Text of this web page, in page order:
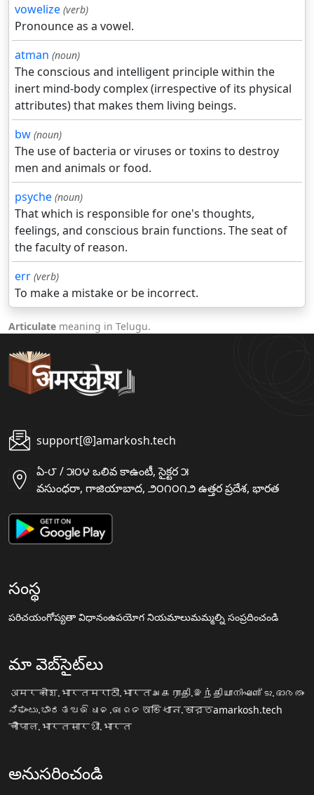
vowelize (verb)
Pronounce as a vowel.
atman (noun)
The conscious and intelligent principle within the
inert mind-body complex (irrespective of its physical
attributes) that makes them living beings.
bw (noun)
The use of bacteria or viruses or toxins to destroy
men and animals or food.
psyche (noun)
That which is responsible for one's thoughts,
feelings, and conscious brain functions. The seat of
the faculty of reason.
err (verb)
To make a mistake or be incorrect.
Articulate meaning in Telugu.
support[@]amarkosh.tech
ఏ-౮ / ౫౦౪ ఒలివ కాఉంటీ, సైక్టర ౫
వసుంధరా, గాజియాబాద, ౨౦౧౦౧౨ ఉత్తర ప్రదేశ, భారత
సంస్థ
పరిచయంగోప్యతా విధానంఉపయోగ నియమాలుమమ్మల్ని సంప్రదించండి
మా వెబ్‌సైట్‌లు
अमरकोश.भारतमराठी.भारतஅகராதி.இந்தியாനിഘണ്ടു.ഭാരതം
ನಿಘಂಟು.ಭಾರತ ଅଭିଧାନ.ଭାରତ অভিধান.ভারতamarkosh.tech
चौपाल.भारतसारथी.भारत
అనుసరించండి